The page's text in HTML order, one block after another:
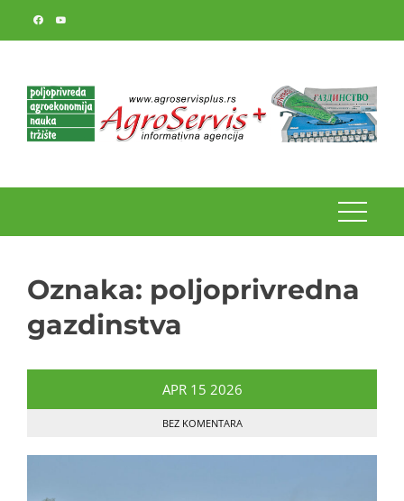
Oznaka: poljoprivredna
gazdinstva
APR 15 2026
BEZ KOMENTARA